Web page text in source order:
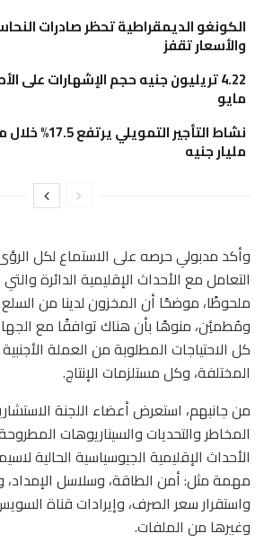
الكونغو الديمقراطية تحظر صادرات
والأسعار تقفز
4.22 تريليون جنيه حجم الإشهارات على
مايو
مليار جنيه
وأكد مدبولي حرصه على الاستماع لكل
التعامل مع الأحداث الإقليمية الدائرة
ملحوظًا، موضحًا أن المخزون لدينا من
ومُطمئِن، منوهًا بأن هناك توافقًا مع
كل الاحتياجات المطلوبة من العملة
المختلفة، وكل مستلزمات الإنتاج.
من جانبهم، استعرض أعضاء اللجنة
المخاطر والتحديات والسيناريوهات
الأحداث الإقليمية الجيوسياسية الحالية
مهمة مثل: أمن الطاقة، وسلاسل الإمداد،
واستقرار سعر الصرف، وإيرادات قناة
وغيرها من الملفات.